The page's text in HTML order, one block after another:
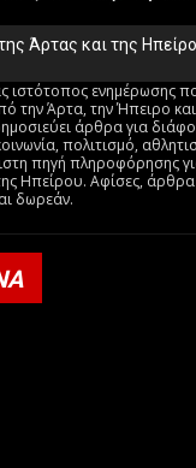
Άρτας και της
ιστότοπος ενημέρωσης
την Άρτα, την Ήπειρο
άρθρα για
πολιτισμό,
πηγή πληροφόρησης
Ηπείρου. Αφίσες,
δωρεάν.